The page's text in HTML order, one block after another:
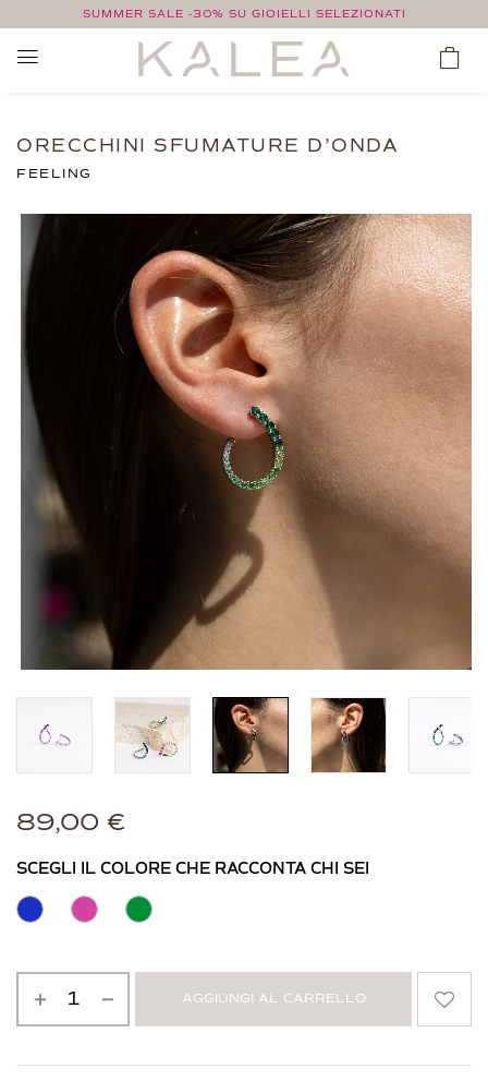
SUMMER SALE -30% SU GIOIELLI SELEZIONATI
ORECCHINI SFUMATURE D’ONDA
FEELING
89,00 €
SCEGLI IL COLORE CHE RACCONTA CHI SEI
AGGIUNGI AL CARRELLO